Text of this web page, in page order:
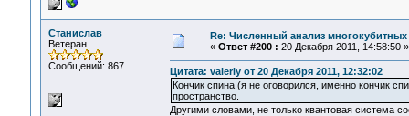
Станислав
Ветеран
Сообщений: 867
Re: Численный анализ многокубитных
« Ответ #200 : 20 Декабря 2011, 14:58:50 »
Цитата: valeriy от 20 Декабря 2011, 12:32:02
Кончик спина (я не оговорился, именно кончик
пространство.
Другими словами, не только квантовая система